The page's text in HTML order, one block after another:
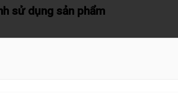
sử dụng sản phẩm